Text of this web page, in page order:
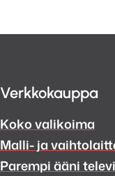
Verkkokauppa
Koko valikoima
Malli- ja
Parempi ääni